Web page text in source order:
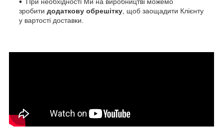
При необхідності Ми на виробництві можемо
зробити додаткову обрешітку, щоб заощадити Клієнту
у вартості доставки.